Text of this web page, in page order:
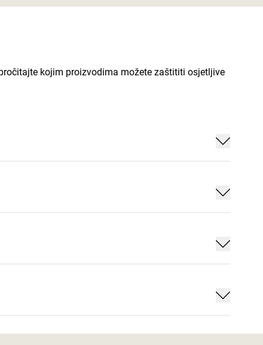
kojim proizvodima možete zaštititi osjetljive